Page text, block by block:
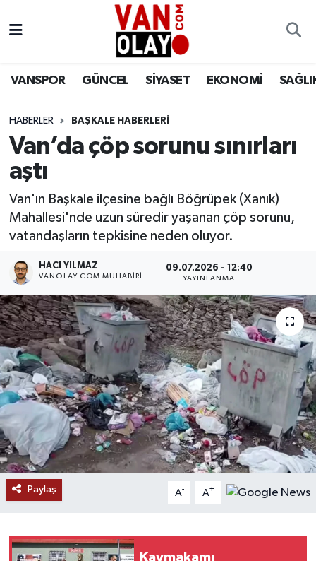
VANSPOR GÜNCEL SİYASET EKONOMİ
HABERLER BAŞKALE HABERLERİ
Van’da çöp sorunu sınırları
aştı
Van'ın Başkale ilçesine bağlı Böğrüpek (Xanık)
Mahallesi'nde uzun süredir yaşanan çöp sorunu,
vatandaşların tepkisine neden oluyor.
HACI YILMAZ
VANOLAY.COM MUHABIRI
09.07.2026 - 12:40
YAYINLANMA
Paylaş A- A+
Kaymakamı
Siyaset
Ekonomi
Sağlık
Eğitim
Bilim & Teknoloji
Dünya
RESMİ İLANLAR
Van Nöbetçi Eczaneler
Van Namaz Vakitleri
Van Trafik Yoğunluk Haritası
Süper Lig Puan Durumu ve Fikstür
Tüm Manşetler
Son Dakika Haberleri
Haber Arşivi